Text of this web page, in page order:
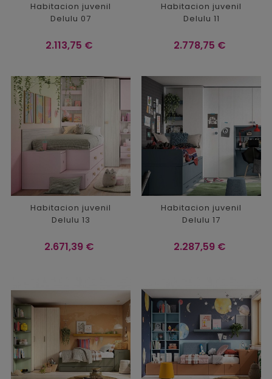
Habitacion juvenil
Delulu 07
Precio
2.113,75 €
Habitacion juvenil
Delulu 11
Precio
2.778,75 €
Habitacion juvenil
Delulu 13
Precio
2.671,39 €
Habitacion juvenil
Delulu 17
Precio
2.287,59 €